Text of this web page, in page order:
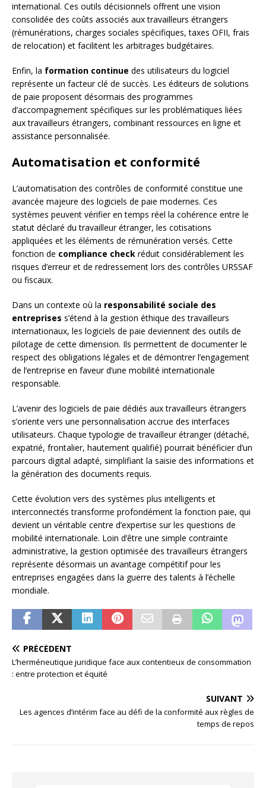
international. Ces outils décisionnels offrent une vision
consolidée des coûts associés aux travailleurs étrangers
(rémunérations, charges sociales spécifiques, taxes OFII, frais
de relocation) et facilitent les arbitrages budgétaires.
Enfin, la formation continue des utilisateurs du logiciel
représente un facteur clé de succès. Les éditeurs de solutions
de paie proposent désormais des programmes
d’accompagnement spécifiques sur les problématiques liées
aux travailleurs étrangers, combinant ressources en ligne et
assistance personnalisée.
Automatisation et conformité
L’automatisation des contrôles de conformité constitue une
avancée majeure des logiciels de paie modernes. Ces
systèmes peuvent vérifier en temps réel la cohérence entre le
statut déclaré du travailleur étranger, les cotisations
appliquées et les éléments de rémunération versés. Cette
fonction de compliance check réduit considérablement les
risques d’erreur et de redressement lors des contrôles URSSAF
ou fiscaux.
Dans un contexte où la responsabilité sociale des
entreprises s’étend à la gestion éthique des travailleurs
internationaux, les logiciels de paie deviennent des outils de
pilotage de cette dimension. Ils permettent de documenter le
respect des obligations légales et de démontrer l’engagement
de l’entreprise en faveur d’une mobilité internationale
responsable.
L’avenir des logiciels de paie dédiés aux travailleurs étrangers
s’oriente vers une personnalisation accrue des interfaces
utilisateurs. Chaque typologie de travailleur étranger (détaché,
expatrié, frontalier, hautement qualifié) pourrait bénéficier d’un
parcours digital adapté, simplifiant la saisie des informations et
la génération des documents requis.
Cette évolution vers des systèmes plus intelligents et
interconnectés transforme profondément la fonction paie, qui
devient un véritable centre d’expertise sur les questions de
mobilité internationale. Loin d’être une simple contrainte
administrative, la gestion optimisée des travailleurs étrangers
représente désormais un avantage compétitif pour les
entreprises engagées dans la guerre des talents à l’échelle
mondiale.
PRÉCÉDENT
L’herméneutique juridique face aux contentieux de consommation
: entre protection et équité
SUIVANT
Les agences d’intérim face au défi de la conformité aux règles de
temps de repos